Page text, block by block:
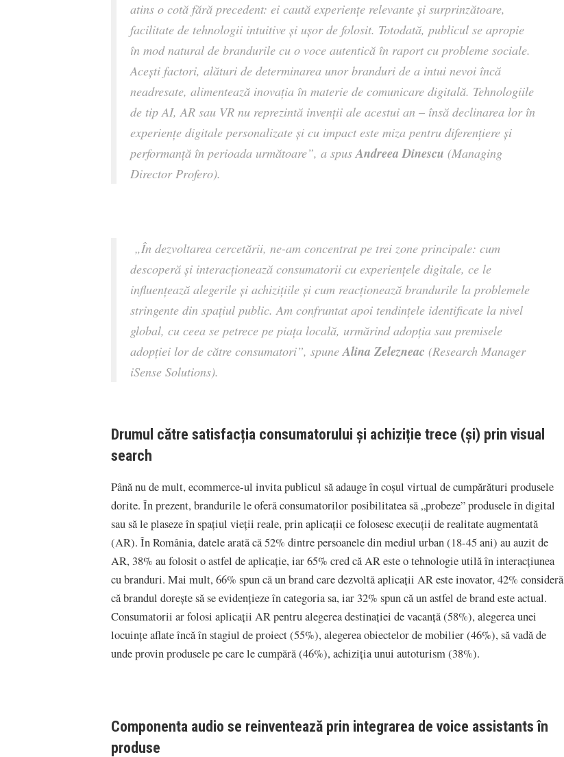
atins o cotă fără precedent: ei caută experiențe relevante și surprinzătoare,
facilitate de tehnologii intuitive și ușor de folosit. Totodată, publicul se apropie
în mod natural de brandurile cu o voce autentică în raport cu probleme sociale.
Acești factori, alături de determinarea unor branduri de a intui nevoi încă
neadresate, alimentează inovația în materie de comunicare digitală. Tehnologiile
de tip AI, AR sau VR nu reprezintă invenții ale acestui an – însă declinarea lor în
experiențe digitale personalizate și cu impact este miza pentru diferențiere și
performanță în perioada următoare”, a spusAndreea Dinescu (Managing
Director Profero).
„În dezvoltarea cercetării, ne-am concentrat pe trei zone principale: cum
descoperă și interacționează consumatorii cu experiențele digitale, ce le
influențează alegerile și achizițiile și cum reacționează brandurile la problemele
stringente din spațiul public. Am confruntat apoi tendințele identificate la nivel
global, cu ceea se petrece pe piața locală, urmărind adopția sau premisele
adopției lor de către consumatori”, spune Alina Zelezneac (Research Manager
iSense Solutions).
Drumul către satisfacția consumatorului și achiziție trece (și) prin visual
search
Până nu de mult, ecommerce-ul invita publicul să adauge în coșul virtual de cumpărături produsele
dorite. În prezent, brandurile le oferă consumatorilor posibilitatea să „probeze” produsele în digital
sau să le plaseze în spațiul vieții reale, prin aplicații ce folosesc execuții de realitate augmentată
(AR). În România, datele arată că 52% dintre persoanele din mediul urban (18-45 ani) au auzit de
AR, 38% au folosit o astfel de aplicație, iar 65% cred că AR este o tehnologie utilă în interacțiunea
cu branduri. Mai mult, 66% spun că un brand care dezvoltă aplicații AR este inovator, 42% consideră
că brandul dorește să se evidențieze în categoria sa, iar 32% spun că un astfel de brand este actual.
Consumatorii ar folosi aplicații AR pentru alegerea destinației de vacanță (58%), alegerea unei
locuințe aflate încă în stagiul de proiect (55%), alegerea obiectelor de mobilier (46%), să vadă de
unde provin produsele pe care le cumpără (46%), achiziția unui autoturism (38%).
Componenta audio se reinventează prin integrarea de voice assistants în
produse